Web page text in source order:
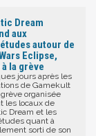
Dream
aux
autour de
Eclipse,
la grève
jours après les
de Gamekult
organisée
les locaux de
Dream et les
quant à
sorti de son